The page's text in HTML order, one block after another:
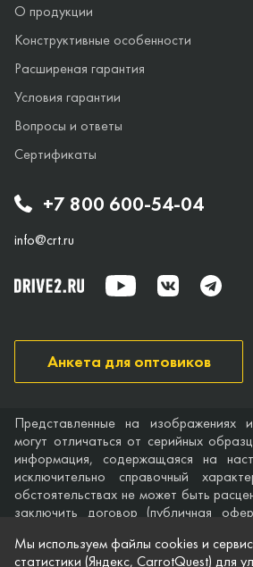
+7 800 600-54-04
info@crt.ru
О продукции
Конструктивные особенности
Расширеная гарантия
Условия гарантии
Вопросы и ответы
Сертификаты
Анкета для оптовиков
Представленные на изображениях
могут отличаться от серийных
информация, содержащаяся на
исключительно справочный
обстоятельствах не может быть
заключить договор (публичная
точности и полноты информации на
Мы используем файлы cookies и
статистики (Яндекс, CarrotQuest) для